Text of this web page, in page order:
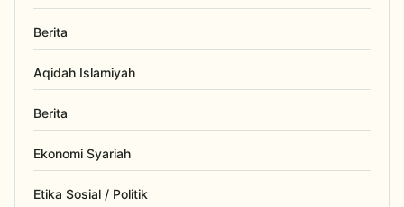
Berita
Aqidah Islamiyah
Berita
Ekonomi Syariah
Etika Sosial / Politik